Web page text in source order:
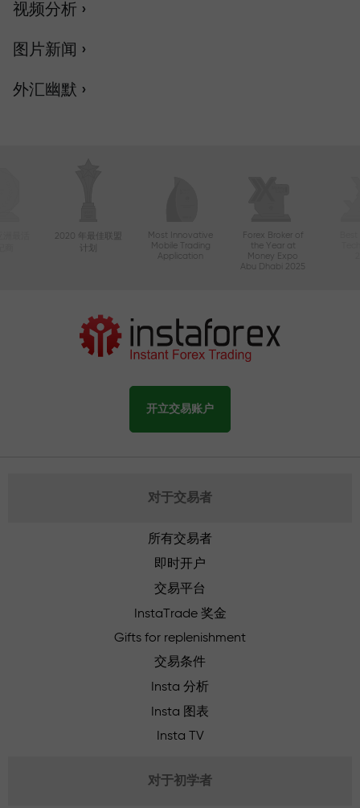
视频分析 ›
图片新闻 ›
外汇幽默 ›
2020 年最佳联盟
Most Innovative
Mobile Trading
Application
Forex Broker of
the Year at
Money Expo
Abu Dhabi 2025
开立交易账户
对于交易者
所有交易者
即时开户
交易平台
InstaTrade 奖金
Gifts for replenishment
交易条件
Insta 分析
Insta 图表
Insta TV
对于初学者